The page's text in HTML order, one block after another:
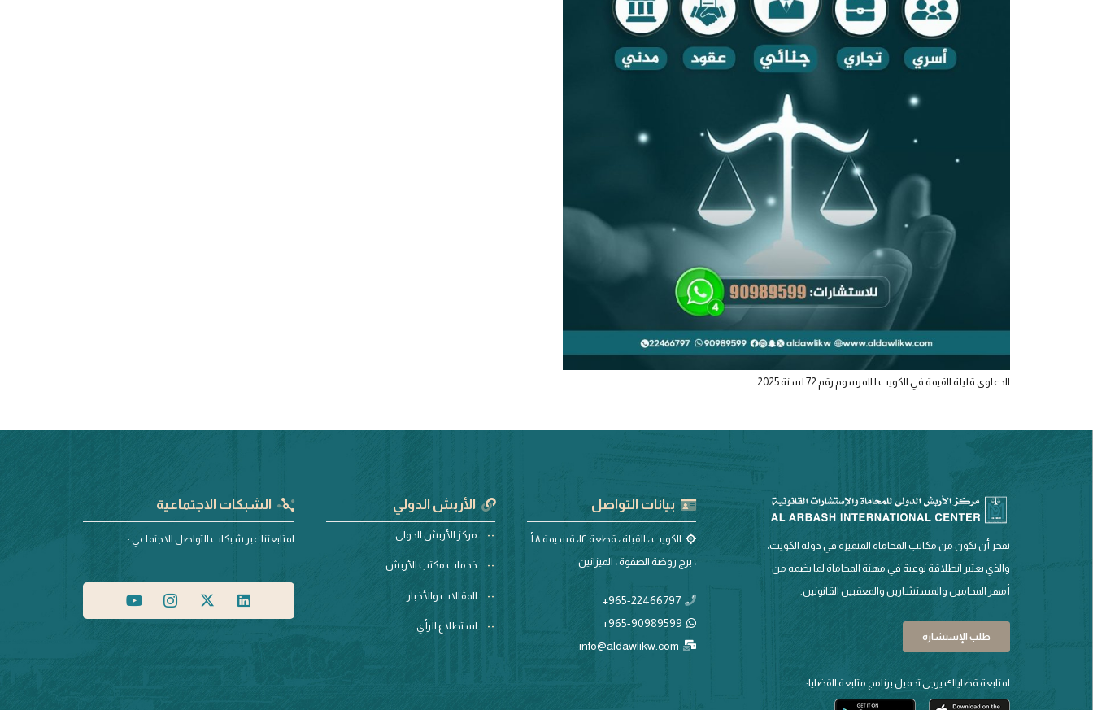
الدعاوى قليلة القيمة في الكويت | المرسوم رقم 72 لسنة 2025
نفخر أن نكون من مكاتب المحاماة المتميزة في دولة الكويت،
والذي يعتبر انطلاقة نوعية في مهنة المحاماة لما يضمه من
أمهر المحامين والمستشارين والمعقبين القانونين.
طلب الإستشارة
لمتابعة قضاياك يرجى تحميل برنامج متابعة القضايا:
بيانات التواصل
الكويت ، القبلة ، قطعة ١٢، قسيمة ٨ أ
، برج روضة الصفوة ، الميزانين
965-22466797+
965-90989599+
info@aldawlikw.com
الأربش الدولي
مركز الأربش الدولي
خدمات مكتب الأربش
المقالات والأخبار
استطلاع الرأي
الشبكات الاجتماعية
لمتابعتنا عبر شبكات التواصل الاجتماعي :